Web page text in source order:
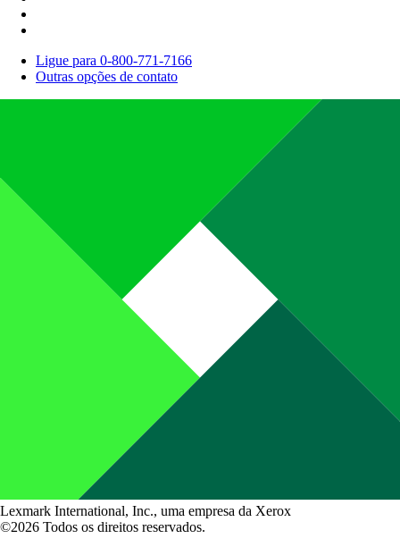
Ligue para 0-800-771-7166
Outras opções de contato
Lexmark International, Inc., uma empresa da Xerox
©2026 Todos os direitos reservados.